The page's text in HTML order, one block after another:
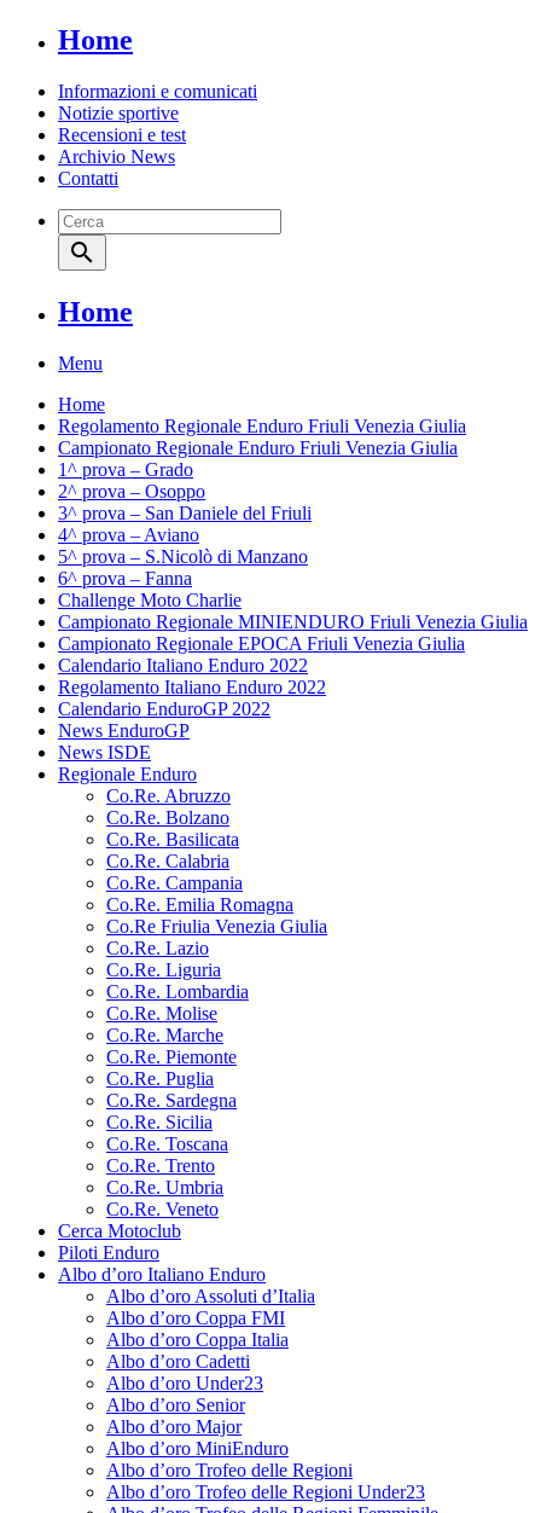
Home
Informazioni e comunicati
Notizie sportive
Recensioni e test
Archivio News
Contatti
search
Home
Menu
Home
Regolamento Regionale Enduro Friuli Venezia Giulia
Campionato Regionale Enduro Friuli Venezia Giulia
1^ prova – Grado
2^ prova – Osoppo
3^ prova – San Daniele del Friuli
4^ prova – Aviano
5^ prova – S.Nicolò di Manzano
6^ prova – Fanna
Challenge Moto Charlie
Campionato Regionale MINIENDURO Friuli Venezia Giulia
Campionato Regionale EPOCA Friuli Venezia Giulia
Calendario Italiano Enduro 2022
Regolamento Italiano Enduro 2022
Calendario EnduroGP 2022
News EnduroGP
News ISDE
Regionale Enduro
Co.Re. Abruzzo
Co.Re. Bolzano
Co.Re. Basilicata
Co.Re. Calabria
Co.Re. Campania
Co.Re. Emilia Romagna
Co.Re Friulia Venezia Giulia
Co.Re. Lazio
Co.Re. Liguria
Co.Re. Lombardia
Co.Re. Molise
Co.Re. Marche
Co.Re. Piemonte
Co.Re. Puglia
Co.Re. Sardegna
Co.Re. Sicilia
Co.Re. Toscana
Co.Re. Trento
Co.Re. Umbria
Co.Re. Veneto
Cerca Motoclub
Piloti Enduro
Albo d’oro Italiano Enduro
Albo d’oro Assoluti d’Italia
Albo d’oro Coppa FMI
Albo d’oro Coppa Italia
Albo d’oro Cadetti
Albo d’oro Under23
Albo d’oro Senior
Albo d’oro Major
Albo d’oro MiniEnduro
Albo d’oro Trofeo delle Regioni
Albo d’oro Trofeo delle Regioni Under23